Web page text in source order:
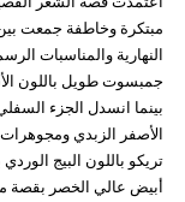
مبتكرة وخاطفة جمعت بين
النهارية والمناسبات
جمبسوت طويل باللون
بينما انسدل الجزء
الأصفر الزبدي
تريكو باللون البيج
أبيض عالي الخصر بقصة